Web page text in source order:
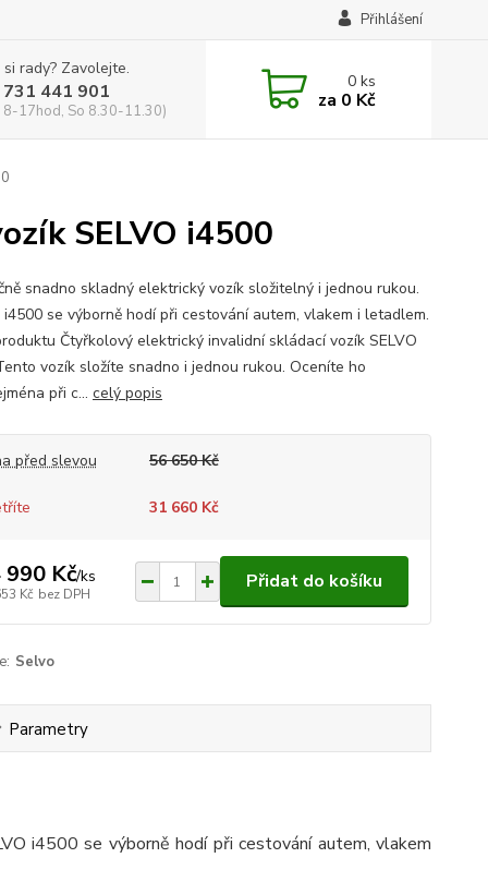
Přihlášení
rady? Zavolejte.
441 901
8-17hod, So 8.30-11.30)
0ks
za 0 Kč
SELVO i4500
snadno skladný elektrický vozík složitelný i jednou rukou.
i4500 se výborně hodí při cestování autem, vlakem i letadlem.
Čtyřkolový elektrický invalidní skládací vozík SELVO
vozík složíte snadno i jednou rukou. Oceníte ho
při c... celý popis
před slevou 56 650 Kč
31 660 Kč
990 Kč/ks
Kč bez DPH
Přidat do košíku
Selvo
Parametry
i4500 se výborně hodí při cestování autem, vlakem